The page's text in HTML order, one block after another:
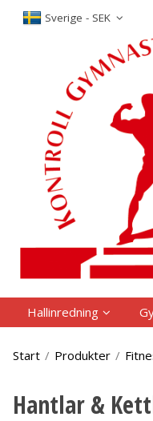
Sverige - SEK
Hallinredning
Start / Produkter /
Hantlar &